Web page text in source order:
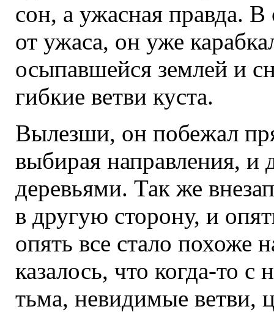
сон, а ужасная правда.
от ужаса, он уже
осыпавшейся землей и
гибкие ветви куста.
Вылезши, он побежал
выбирая направления,
деревьями. Так же
в другую сторону, и
опять все стало похоже
казалось, что когда-то
тьма, невидимые ветви,